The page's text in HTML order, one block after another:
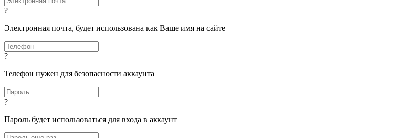
?
Электронная почта, будет использована как Ваше имя на сайте
?
Телефон нужен для безопасности аккаунта
?
Пароль будет использоваться для входа в аккаунт